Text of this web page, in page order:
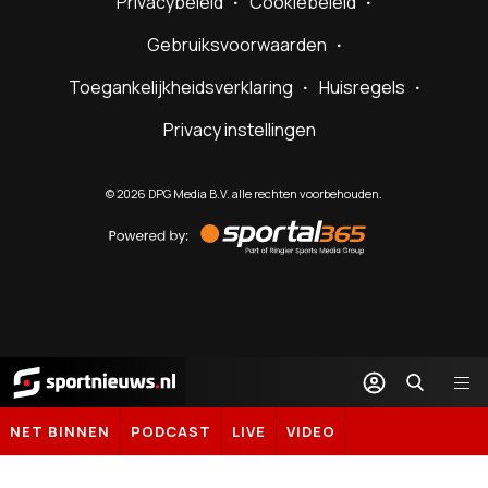
Gebruiksvoorwaarden
Toegankelijkheidsverklaring
Huisregels
Privacy instellingen
©2026 DPG Media B.V. alle rechten voorbehouden.
by
Sportal365
Sportnieuws.nl
NET BINNEN PODCAST LIVE VIDEO